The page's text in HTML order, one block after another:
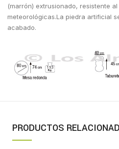
(marrón) extrusionado, resistente
meteorológicas.La piedra artificial
acabado.
PRODUCTOS